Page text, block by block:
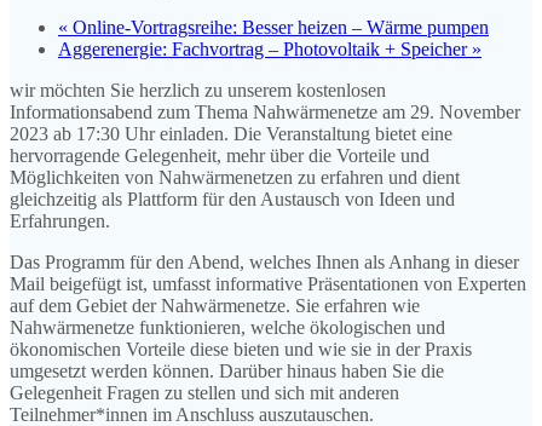
« Online-Vortragsreihe: Besser heizen – Wärme pumpen
Aggerenergie: Fachvortrag – Photovoltaik + Speicher »
wir möchten Sie herzlich zu unserem kostenlosen
Informationsabend zum Thema Nahwärmenetze am 29. November
2023 ab 17:30 Uhr einladen. Die Veranstaltung bietet eine
hervorragende Gelegenheit, mehr über die Vorteile und
Möglichkeiten von Nahwärmenetzen zu erfahren und dient
gleichzeitig als Plattform für den Austausch von Ideen und
Erfahrungen.
Das Programm für den Abend, welches Ihnen als Anhang in dieser
Mail beigefügt ist, umfasst informative Präsentationen von Experten
auf dem Gebiet der Nahwärmenetze. Sie erfahren wie
Nahwärmenetze funktionieren, welche ökologischen und
ökonomischen Vorteile diese bieten und wie sie in der Praxis
umgesetzt werden können. Darüber hinaus haben Sie die
Gelegenheit Fragen zu stellen und sich mit anderen
Teilnehmer*innen im Anschluss auszutauschen.